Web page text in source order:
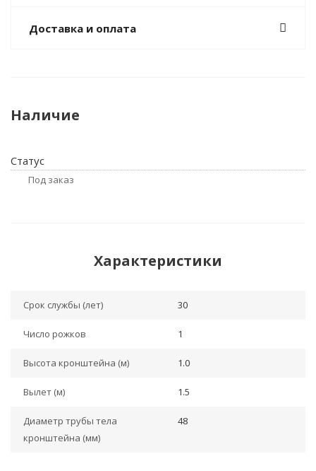
Доставка и оплата
Наличие
Статус
Под заказ
Характеристики
Срок службы (лет) 30
Число рожков 1
Высота кронштейна (м) 1.0
Вылет (м) 1.5
Диаметр трубы тела
кронштейна (мм)
48